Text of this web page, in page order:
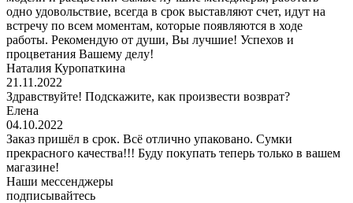
одно удовольствие, всегда в срок выставляют счет, идут на
встречу по всем моментам, которые появляются в ходе
работы. Рекомендую от души, Вы лучшие! Успехов и
процветания Вашему делу!
Наталия Куропаткина
21.11.2022
Здравствуйте! Подскажите, как произвести возврат?
Елена
04.10.2022
Заказ пришёл в срок. Всё отлично упаковано. Сумки
прекрасного качества!!! Буду покупать теперь только в вашем
магазине!
Наши мессенджеры
подписывайтесь